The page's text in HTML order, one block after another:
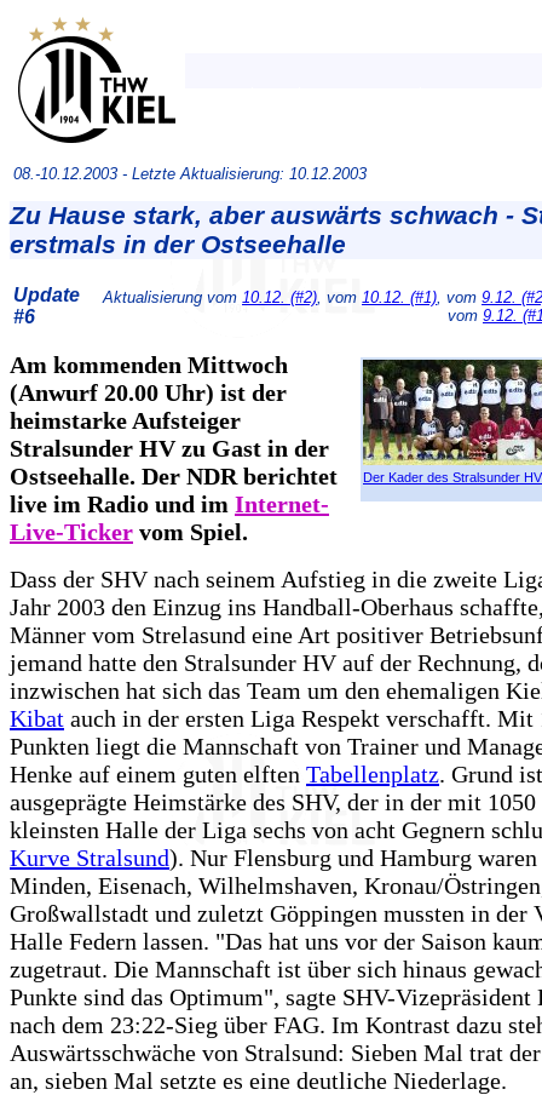
08.-10.12.2003 - Letzte Aktualisierung: 10.12.2003
Zu Hause stark, aber auswärts schwach -
erstmals in der Ostseehalle
Update
#6
Aktualisierung vom 10.12. (#2), vom 10.12. (#1), vom 9.12.
vom 9.12.
Der Kader des Stralsunder
Am kommenden Mittwoch
(Anwurf 20.00 Uhr) ist der
heimstarke Aufsteiger
Stralsunder HV zu Gast in der
Ostseehalle. Der NDR berichtet
live im Radio und im Internet-
Live-Ticker vom Spiel.
Dass der SHV nach seinem Aufstieg in die zweite
Jahr 2003 den Einzug ins Handball-Oberhaus
Männer vom Strelasund eine Art positiver
jemand hatte den Stralsunder HV auf der Rechnung,
inzwischen hat sich das Team um den ehemaligen
Kibat auch in der ersten Liga Respekt verschafft. Mit
Punkten liegt die Mannschaft von Trainer und
Henke auf einem guten elften Tabellenplatz. Grund
ausgeprägte Heimstärke des SHV, der in der mit 1050
kleinsten Halle der Liga sechs von acht Gegnern
Kurve Stralsund). Nur Flensburg und Hamburg
Minden, Eisenach, Wilhelmshaven, Kronau/
Großwallstadt und zuletzt Göppingen mussten in der
Halle Federn lassen. "Das hat uns vor der Saison
zugetraut. Die Mannschaft ist über sich hinaus
Punkte sind das Optimum", sagte SHV-Vizepräsident
nach dem 23:22-Sieg über FAG. Im Kontrast dazu
Auswärtsschwäche von Stralsund: Sieben Mal trat
an, sieben Mal setzte es eine deutliche Niederlage.